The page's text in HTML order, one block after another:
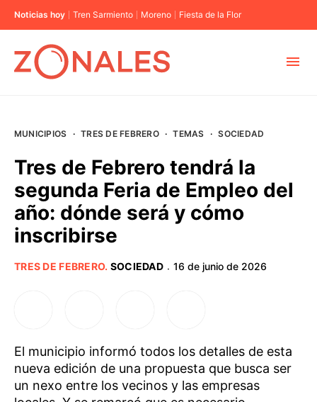
Noticias hoy Tren Sarmiento Moreno Fiesta de la Flor
BUENOS AIRES
PROVINCIAS
MUNICIPIOS · TRES DE FEBRERO · TEMAS · SOCIEDAD
Tres de Febrero tendrá la
segunda Feria de Empleo del
año: dónde será y cómo
inscribirse
TRES DE FEBRERO. SOCIEDAD · 16 de junio de 2026
El municipio informó todos los detalles de esta
nueva edición de una propuesta que busca ser
un nexo entre los vecinos y las empresas